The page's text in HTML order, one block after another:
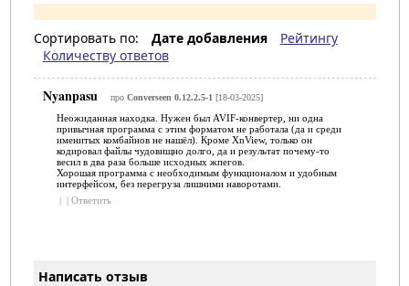
Сортировать по: Дате добавления
Рейтингу
Количеству ответов
Nyanpasu про Converseen 0.12.2.5-1 [18-03-2025]
Неожиданная находка. Нужен был AVIF-конвертер, ни одна
привычная программа с этим форматом не работала (да и среди
именитых комбайнов не нашёл). Кроме XnView, только он
кодировал файлы чудовищно долго, да и результат почему-то
весил в два раза больше исходных жпегов.
Хорошая программа с необходимым функционалом и удобным
интерфейсом, без перегруза лишними наворотами.
| | Ответить
Написать отзыв